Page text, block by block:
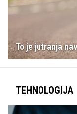
To je jutranja
TEHNOLOGIJA